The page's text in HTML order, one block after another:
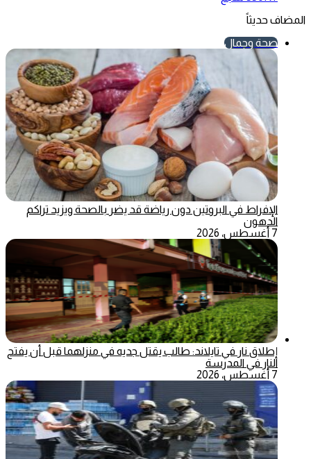
المضاف حديثاً
صحة وجمال
الإفراط في البروتين دون رياضة قد يضر بالصحة ويزيد تراكم
الدهون
7 أغسطس، 2026
إطلاق نار في تايلاند: طالب يقتل جديه في منزلهما قبل أن يفتح
النار في المدرسة
7 أغسطس، 2026